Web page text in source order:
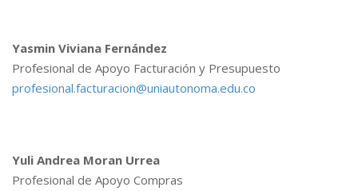
Yasmin Viviana Fernández
Profesional de Apoyo Facturación y Presupuesto
profesional.facturacion@uniautonoma.edu.co
Yuli Andrea Moran Urrea
Profesional de Apoyo Compras